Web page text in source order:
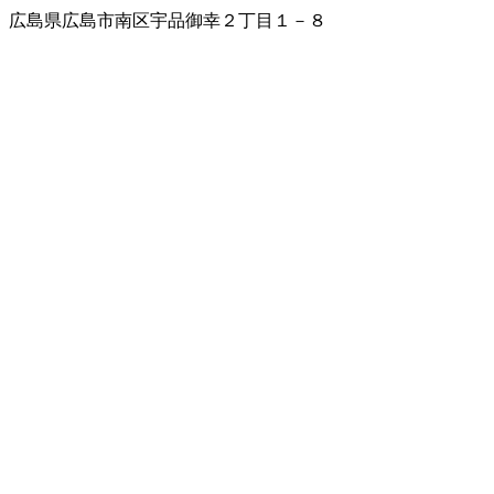
広島県広島市南区宇品御幸２丁目１－８